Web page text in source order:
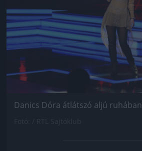
Danics Dóra átlátszó aljú ruhában